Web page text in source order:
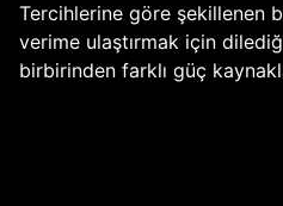
Tercihlerine göre şekillenen
verime ulaştırmak için
birbirinden farklı güç